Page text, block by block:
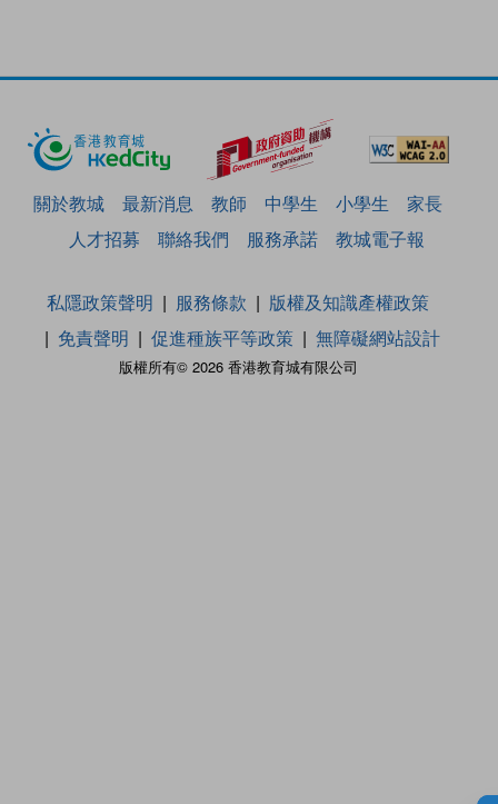
關於教城 最新消息 教師 中學生 小學生
家長
人才招募
聯絡我們 服務承諾 教城電子報
版權所有© 2026 香港教育城有限公司
私隱政策聲明 服務條款
版權及知識產權政策
免責聲明
促進種族平等政策 無障礙網站設計